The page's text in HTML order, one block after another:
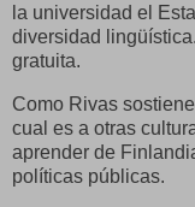
la universidad el
diversidad
gratuita.
Como Rivas
cual es a otras
aprender de
políticas públicas.